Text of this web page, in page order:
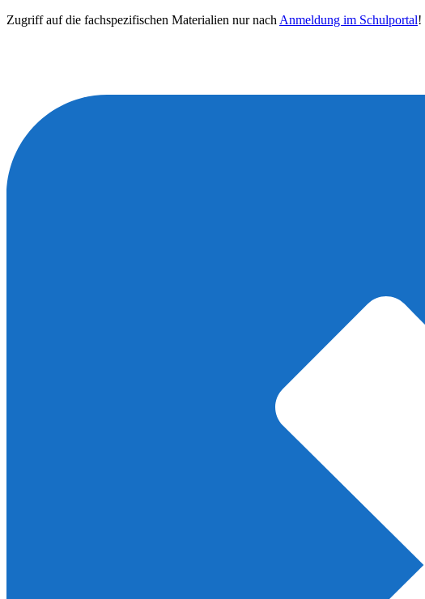
Zugriff auf die fachspezifischen Materialien nur nach Anmeldung im Schulportal!